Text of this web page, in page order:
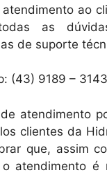
ao
as
de suporte
(43) 9189 – 3143
atendimento
clientes da
que, assim
atendimento é